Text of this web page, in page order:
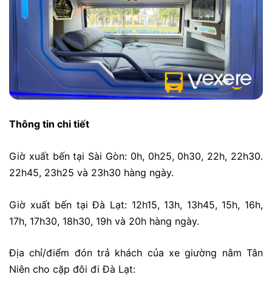
Thông tin chi tiết
Giờ xuất bến tại Sài Gòn: 0h, 0h25, 0h30, 22h, 22h30.
22h45, 23h25 và 23h30 hàng ngày.
Giờ xuất bến tại Đà Lạt: 12h15, 13h, 13h45, 15h, 16h,
17h, 17h30, 18h30, 19h và 20h hàng ngày.
Địa chỉ/điểm đón trả khách của xe giường nằm Tân
Niên cho cặp đôi đi Đà Lạt: